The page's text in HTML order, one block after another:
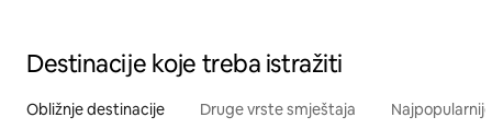
Destinacije koje treba istražiti
Obližnje destinacije Druge vrste smještaja